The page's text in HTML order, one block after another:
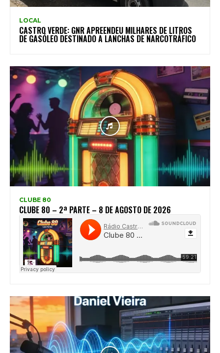
LOCAL
CASTRO VERDE: GNR APREENDEU MILHARES DE LITROS
DE GASÓLEO DESTINADO A LANCHAS DE NARCOTRÁFICO
CLUBE 80
CLUBE 80 – 2ª PARTE – 8 DE AGOSTO DE 2026